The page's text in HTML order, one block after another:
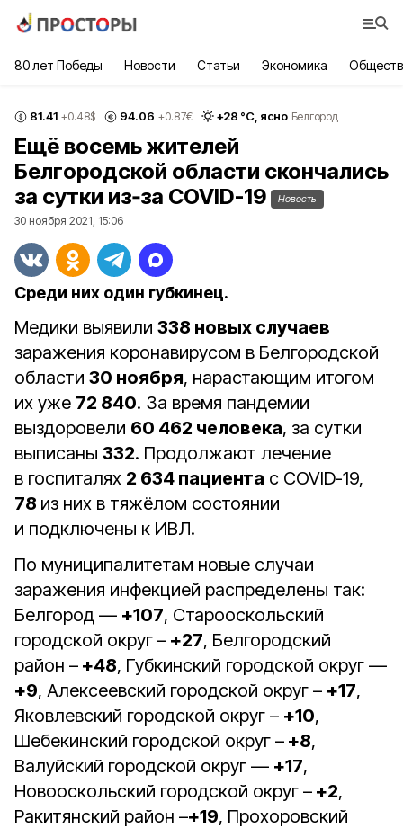
80 лет Победы Новости Статьи Экономика
81.41 +0.48$ 94.06 +0.87€ +28 °С, ясно Белгород
Ещё восемь жителей
Белгородской области скончались
за сутки из‑за COVID-19
Новость
30 ноября 2021, 15:06
Среди них один губкинец.
Медики выявили 338 новых случаев
заражения коронавирусом в Белгородской
области 30 ноября, нарастающим итогом
их уже 72 840. За время пандемии
выздоровели 60 462 человека, за сутки
выписаны 332. Продолжают лечение
в госпиталях 2 634 пациента с COVID-19,
78 из них в тяжёлом состоянии
и подключены к ИВЛ.
По муниципалитетам новые случаи
заражения инфекцией распределены так:
Белгород — +107, Старооскольский
городской округ – +27, Белгородский
район – +48, Губкинский городской округ —
+9, Алексеевский городской округ – +17,
Яковлевский городской округ – +10,
Шебекинский городской округ – +8,
Валуйский городской округ — +17,
Новооскольский городской округ – +2,
Ракитянский район –+19, Прохоровский